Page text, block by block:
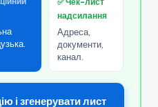
надсилання
Адреса,
документи,
канал.
і згенерувати лист